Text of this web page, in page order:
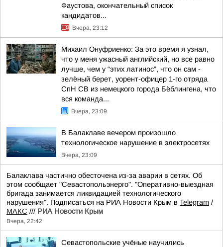
Фаустова, окончательный список
кандидатов...
Вчера, 23:12
Михаил Онуфриенко: За это время я узнал,
что у меня ужасный английский, но все равно
лучше, чем у “этих латинос”, что он сам -
зелёный берет, уорент-офицер 1-го отряда
СпН СВ из немецкого города Бёблингена, что
вся команда...
Вчера, 23:09
В Балаклаве вечером произошло
технологическое нарушение в электросетях
Вчера, 23:09
Балаклава частично обесточена из-за аварии в сетях. Об
этом сообщает "Севастопольэнерго". "Оперативно-выездная
бригада занимается ликвидацией технологического
нарушения". Подписаться на РИА Новости Крым в Telegram /
МАКС /// РИА Новости Крым
Вчера, 22:42
Севастопольские учёные научились